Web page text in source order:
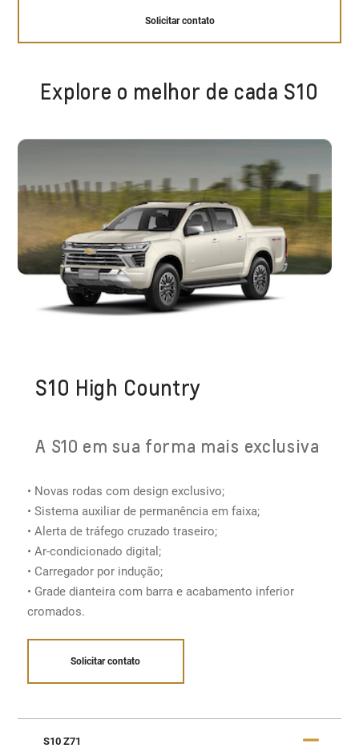
Solicitar contato
Explore o melhor de cada S10
S10 High Country
A S10 em sua forma mais exclusiva
• Novas rodas com design exclusivo;
• Sistema auxiliar de permanência em faixa;
• Alerta de tráfego cruzado traseiro;
• Ar-condicionado digital​;
• Carregador por indução;
• Grade dianteira com barra e acabamento inferior
cromados.
Solicitar contato
S10 Z71